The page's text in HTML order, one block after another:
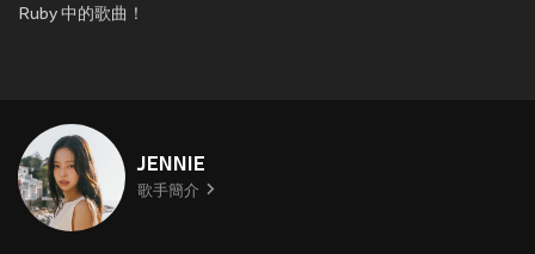
Ruby 中的歌曲！
JENNIE
歌手簡介